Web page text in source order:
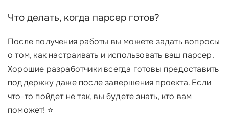
Что делать, когда парсер готов?
После получения работы вы можете задать вопросы
о том, как настраивать и использовать ваш парсер.
Хорошие разработчики всегда готовы предоставить
поддержку даже после завершения проекта. Если
что-то пойдет не так, вы будете знать, кто вам
поможет! ⭐